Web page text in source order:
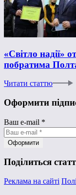
«Світло надії»
побратима
Читати статтю
Оформити
Ваш e-mail *
Поділиться
Реклама на сайті